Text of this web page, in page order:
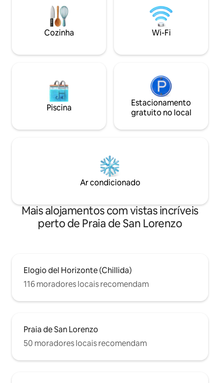
integrada e incríveis vistas para o mar. O
LamiCasina está inserido num ambiente
natural excecional. Mar e montanha.
comercial que
um ginásio. A
estão localizadas
Cozinha Wi-Fi
Piscina
Estacionamento
gratuito no local
Ar condicionado
Mais alojamentos com vistas incríveis
perto de Praia de San Lorenzo
Elogio del Horizonte (Chillida)
116 moradores locais recomendam
Praia de San Lorenzo
50 moradores locais recomendam